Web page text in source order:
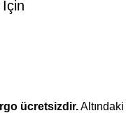
ücretsizdir.Altındaki